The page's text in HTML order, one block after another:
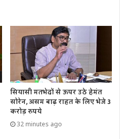
सियासी मतभेदों से ऊपर उठे हेमंत
सोरेन, असम बाढ़ राहत के लिए भेजे 3
करोड़ रुपये
32 minutes ago